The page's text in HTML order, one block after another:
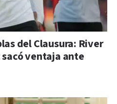
del Clausura: River
ventaja ante